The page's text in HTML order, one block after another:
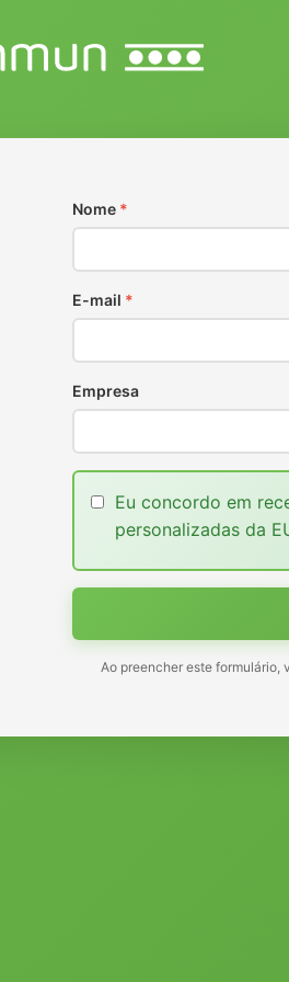
Nome *
E-mail *
Empresa
Eu concordo em
personalizadas da
Ao preencher este formulário,